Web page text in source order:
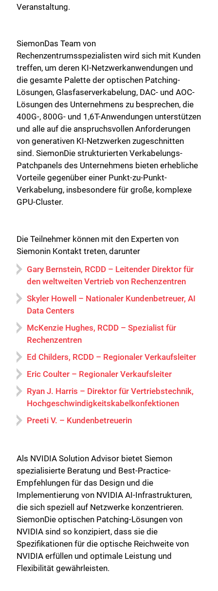
Veranstaltung.
SiemonDas Team von
Rechenzentrumsspezialisten wird sich mit Kunden
treffen, um deren KI-Netzwerkanwendungen und
die gesamte Palette der optischen Patching-
Lösungen, Glasfaserverkabelung, DAC- und AOC-
Lösungen des Unternehmens zu besprechen, die
400G-, 800G- und 1,6T-Anwendungen unterstützen
und alle auf die anspruchsvollen Anforderungen
von generativen KI-Netzwerken zugeschnitten
sind. SiemonDie strukturierten Verkabelungs-
Patchpanels des Unternehmens bieten erhebliche
Vorteile gegenüber einer Punkt-zu-Punkt-
Verkabelung, insbesondere für große, komplexe
GPU-Cluster.
Die Teilnehmer können mit den Experten von
Siemonin Kontakt treten, darunter
Gary Bernstein, RCDD – Leitender Direktor für
den weltweiten Vertrieb von Rechenzentren
Skyler Howell – Nationaler Kundenbetreuer, AI
Data Centers
McKenzie Hughes, RCDD – Spezialist für
Rechenzentren
Ed Childers, RCDD – Regionaler Verkaufsleiter
Eric Coulter – Regionaler Verkaufsleiter
Ryan J. Harris – Direktor für Vertriebstechnik,
Hochgeschwindigkeitskabelkonfektionen
Preeti V. – Kundenbetreuerin
Als NVIDIA Solution Advisor bietet Siemon
spezialisierte Beratung und Best-Practice-
Empfehlungen für das Design und die
Implementierung von NVIDIA AI-Infrastrukturen,
die sich speziell auf Netzwerke konzentrieren.
SiemonDie optischen Patching-Lösungen von
NVIDIA sind so konzipiert, dass sie die
Spezifikationen für die optische Reichweite von
NVIDIA erfüllen und optimale Leistung und
Flexibilität gewährleisten.